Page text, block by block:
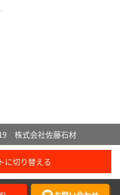
株式会社佐藤石材
に切り替える